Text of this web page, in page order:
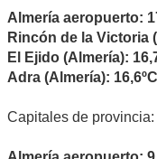
Almería aeropuerto:
Rincón de la Victoria
El Ejido (Almería):
Adra (Almería): 16,6ºC
Capitales de provincia: